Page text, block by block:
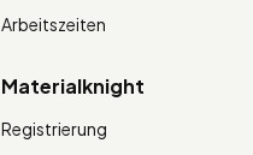
Arbeitszeiten
Materialknight
Registrierung